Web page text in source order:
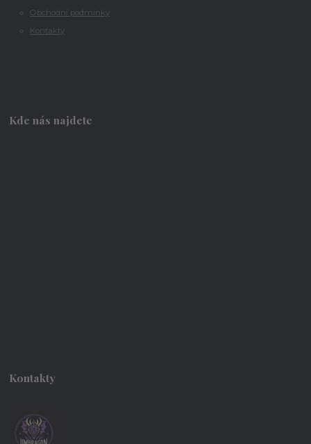
Obchodní podmínky
Kontakty
Kde nás najdete
Kontakty